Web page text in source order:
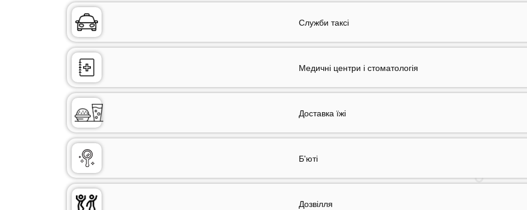
Служби таксі
Медичні центри і стоматологія
Доставка їжі
Б'юті
Дозвілля